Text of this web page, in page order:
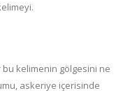
bu kelimenin gölgesini ne
askeriye içerisinde